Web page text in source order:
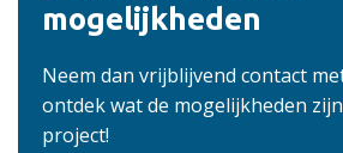
mogelijkheden
Neem dan vrijblijvend contact
ontdek wat de mogelijkheden
project!